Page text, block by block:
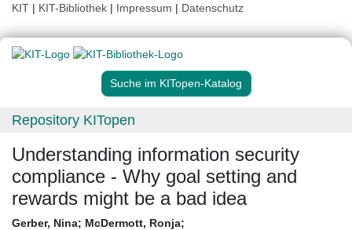
KIT | KIT-Bibliothek | Impressum | Datenschutz
Suche im KITopen-Katalog
Repository KITopen
Understanding information security
compliance - Why goal setting and
rewards might be a bad idea
Gerber, Nina; McDermott, Ronja;